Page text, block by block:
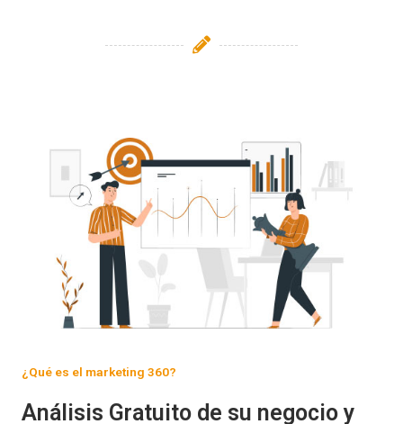
¿Qué es el marketing 360?
Análisis Gratuito de su negocio y